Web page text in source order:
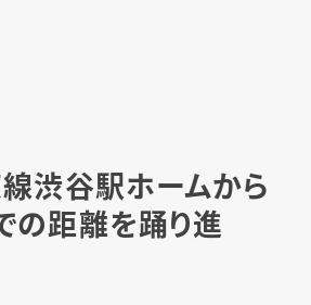
線渋谷駅ホームから
の距離を踊り進